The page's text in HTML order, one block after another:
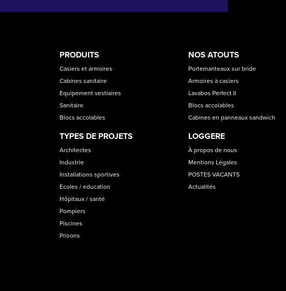
PRODUCT
CATEGORIES
PRODUITS
Casiers et armoires
Cabines sanitaire
Equipement vestiaires
Sanitaire
Blocs accolables
TYPES DE PROJETS
Architectes
Industrie
Installations sportives
Ecoles / education
Hôpitaux / santé
Pompiers
Piscines
Prisons
ASSETS
NOS ATOUTS
Portemanteaux sur bride
Armoires à casiers
Lavabos Perfect II
Blocs accolables
Cabines en panneaux sandwich
LOGGERE
À propos de nous
Mentions Légales
POSTES VACANTS
Actualités